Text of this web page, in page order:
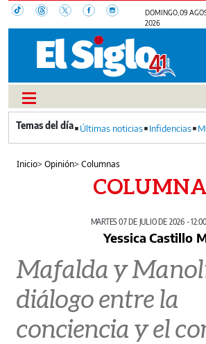
DOMINGO, 09
2026
Últimas noticias Infidencias
Inicio>Opinión>Columnas
MARTES 07 DE JULIO DE 2026 -
Yessica Castillo
Mafalda y
diálogo entre la
conciencia y el